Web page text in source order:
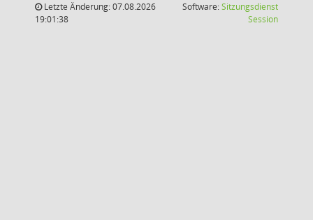
Letzte Änderung: 07.08.2026
19:01:38
Software:Sitzungsdienst
Session(Wird in